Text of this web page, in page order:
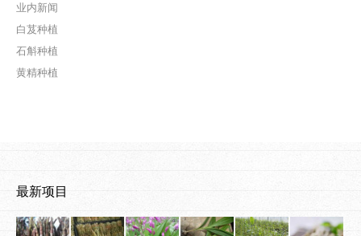
业内新闻
白芨种植
石斛种植
黄精种植
最新项目